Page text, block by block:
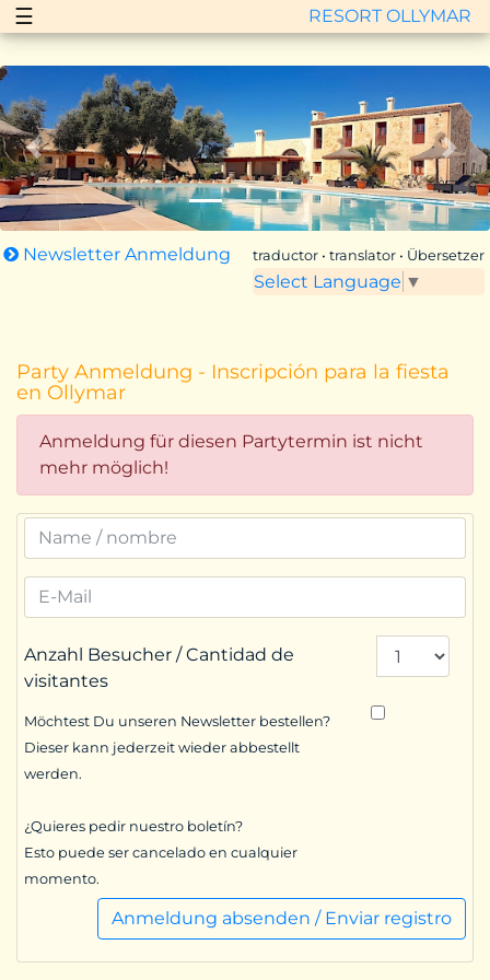
☰ RESORT OLLYMAR
Zurück Vor
Newsletter Anmeldung traductor • translator • Übersetzer
Select Language ▼
Party Anmeldung - Inscripción para la fiesta
en Ollymar
Anmeldung für diesen Partytermin ist nicht
mehr möglich!
Anzahl Besucher / Cantidad de
visitantes
Möchtest Du unseren Newsletter bestellen?
Dieser kann jederzeit wieder abbestellt
werden.
¿Quieres pedir nuestro boletín?
Esto puede ser cancelado en cualquier
momento.
Anmeldung absenden / Enviar registro